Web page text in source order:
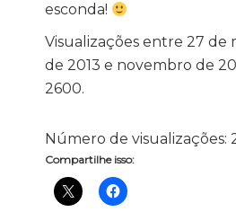
esconda!
Visualizações entre 27 de
de 2013 e novembro de
2600.
Número de visualizações:
Compartilhe isso: